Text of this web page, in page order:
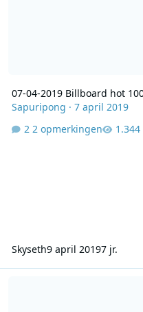
07-04-2019 Billboard hot
Sapuripong · 7 april 2019
2 opmerkingen
Skyseth9 april 20197 jr.